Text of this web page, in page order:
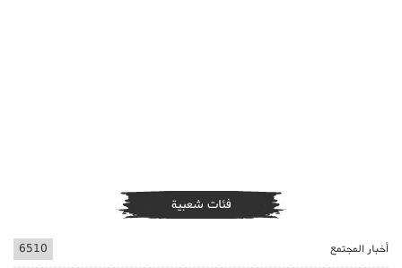
فئات شعبية
أخبار المجتمع 6510